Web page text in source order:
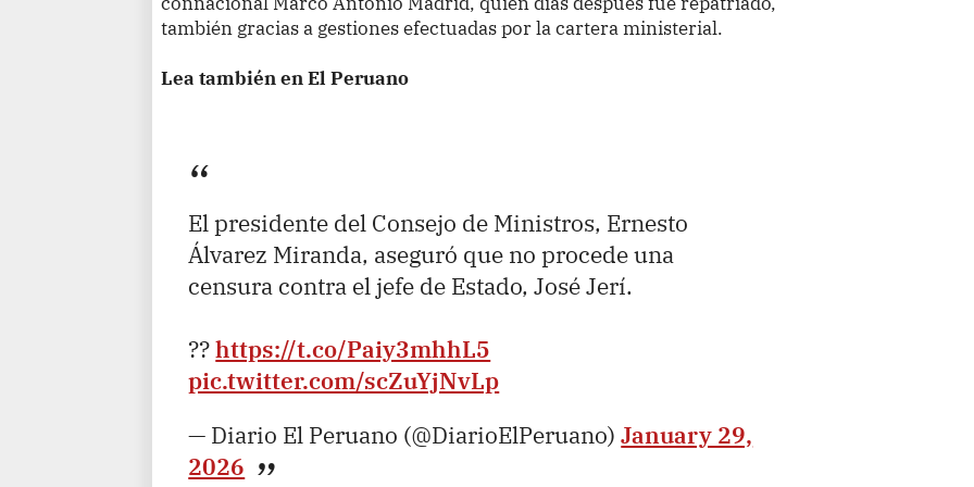
también gracias a gestiones efectuadas por la cartera ministerial.
Lea también en El Peruano
El presidente del Consejo de Ministros, Ernesto
Álvarez Miranda, aseguró que no procede una
censura contra el jefe de Estado, José Jerí.
??https://t.co/Paiy3mhhL5
pic.twitter.com/scZuYjNvLp
— Diario El Peruano (@DiarioElPeruano)January 29,
2026